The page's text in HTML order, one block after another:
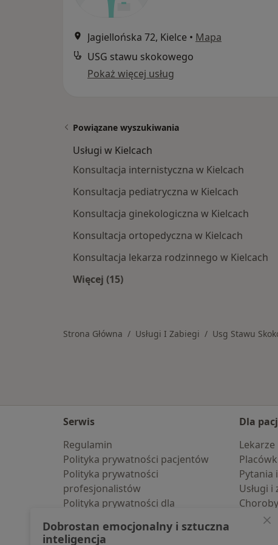
Jagiellońska 72, Kielce • Mapa
USG stawu skokowego
Pokaż więcej usług
Powiązane wyszukiwania
Usługi w Kielcach
Konsultacja internistyczna w Kielcach
Konsultacja pediatryczna w Kielcach
Konsultacja ginekologiczna w Kielcach
Konsultacja ortopedyczna w Kielcach
Konsultacja lekarza rodzinnego w Kielcach
Więcej (15)
Strona Główna Usługi I Zabiegi Usg Stawu
Serwis
Regulamin
Polityka prywatności pacjentów
Polityka prywatności
profesjonalistów
Polityka prywatności dla
pozyskaliśmy samodzielnie
Dla
Lekarze
Pytania
Usługi i
Choroby
Pomoc
Dobrostan emocjonalny i sztuczna
inteligencja